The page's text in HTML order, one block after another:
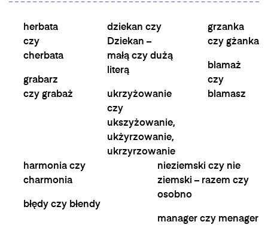
herbata
czy
cherbata
grabarz
czy grabaż
dziekan czy
Dziekan –
małą czy dużą
literą
ukrzyżowanie
czy
ukszyżowanie,
ukżyrzowanie,
ukrzyrzowanie
grzanka
czy gżanka
blamaż
czy
blamasz
harmonia czy
charmonia
błędy czy błendy
nieziemski czy nie
ziemski – razem czy
osobno
manager czy menager